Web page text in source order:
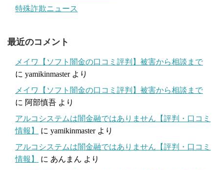
特殊詐欺ニュース
最近のコメント
メイワ【ソフト闇金の口コミ評判】被害から相談まで
に yamikinmasterより
メイワ【ソフト闇金の口コミ評判】被害から相談まで
に 阿部慎吾 より
アルコシステムは闇金融ではありません【評判・口コミ
情報】
に yamikinmasterより
アルコシステムは闇金融ではありません【評判・口コミ
情報】
に あんまん より